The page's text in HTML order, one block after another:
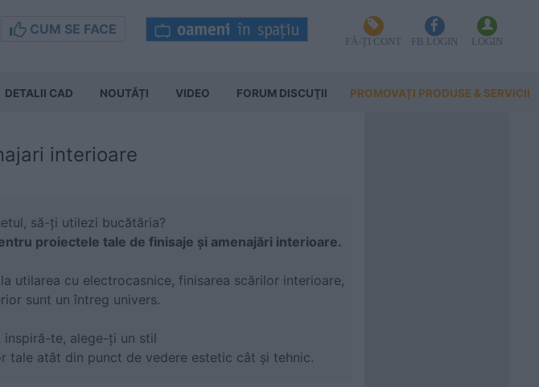
CUM SE FACE
FĂ-ȚI CONT FB LOGIN LOGIN
DETALII CAD NOUTĂȚI VIDEO FORUM DISCUŢII PROMOVAȚI PRODUSE & SERVICII
interioare
să-ți utilezi bucătăria?
proiectele tale de finisaje și amenajări interioare.
utilarea cu electrocasnice, finisarea scărilor interioare,
sunt un întreg univers.
te, alege-ți un stil
tale atât din punct de vedere estetic cât și tehnic.